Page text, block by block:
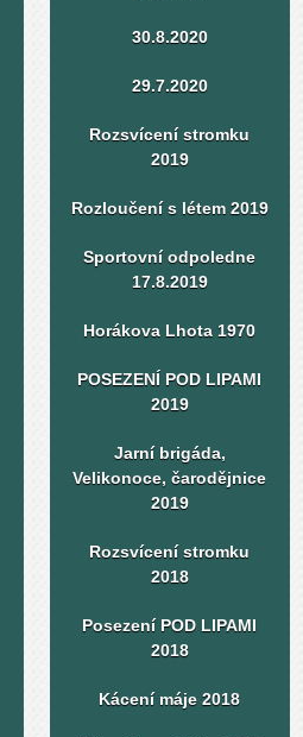
30.8.2020
29.7.2020
Rozsvícení stromku
2019
Rozloučení s létem 2019
Sportovní odpoledne
17.8.2019
Horákova Lhota 1970
POSEZENÍ POD LIPAMI
2019
Jarní brigáda,
Velikonoce, čarodějnice
2019
Rozsvícení stromku
2018
Posezení POD LIPAMI
2018
Kácení máje 2018